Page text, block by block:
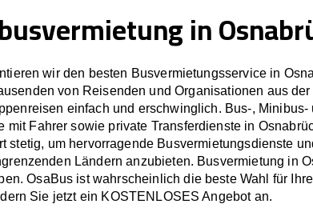
in
wir den besten Busvermietungsservice in
von Reisenden und Organisationen aus
einfach und erschwinglich. Bus-, Minibus-
mit Fahrer sowie private Transferdienste in
stetig, um hervorragende Busvermietungsdienste
Ländern anzubieten. Busvermietung in
OsaBus ist wahrscheinlich die beste Wahl für
Sie jetzt ein KOSTENLOSES Angebot an.